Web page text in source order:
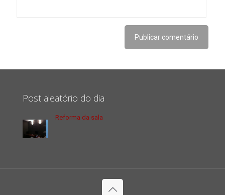
Post aleatório do dia
Reforma da sala